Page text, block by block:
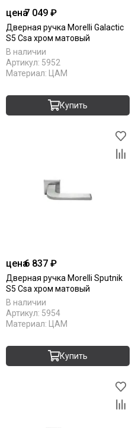
цена7 049 ₽
Дверная ручка Morelli Galactic
S5 Csa хром матовый
В наличии
Артикул: 5952
Материал: ЦАМ
Купить
цена6 837 ₽
Дверная ручка Morelli Sputnik
S5 Csa хром матовый
В наличии
Артикул: 5954
Материал: ЦАМ
Купить